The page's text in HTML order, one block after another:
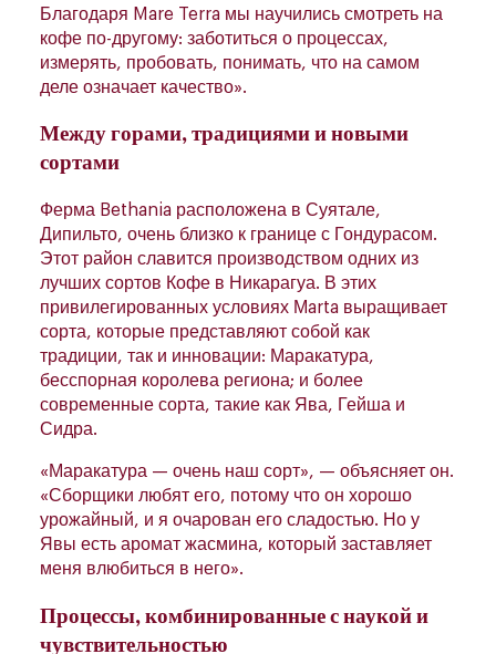
Благодаря Mare Terra мы научились смотреть на
кофе по-другому: заботиться о процессах,
измерять, пробовать, понимать, что на самом
деле означает качество».
Между горами, традициями и новыми
сортами
Ферма Bethania расположена в Суятале,
Дипильто, очень близко к границе с Гондурасом.
Этот район славится производством одних из
лучших сортов Кофе в Никарагуа. В этих
привилегированных условиях Мarta выращивает
сорта, которые представляют собой как
традиции, так и инновации: Маракатура,
бесспорная королева региона; и более
современные сорта, такие как Ява, Гейша и
Сидра.
«Маракатура — очень наш сорт», — объясняет он.
«Сборщики любят его, потому что он хорошо
урожайный, и я очарован его сладостью. Но у
Явы есть аромат жасмина, который заставляет
меня влюбиться в него».
Процессы, комбинированные с наукой и
чувствительностью